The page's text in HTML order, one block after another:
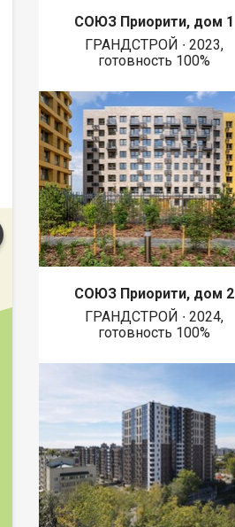
СОЮЗ Приорити, дом 1
ГРАНДСТРОЙ ∙ 2023,
готовность 100%
СОЮЗ Приорити, дом 2
ГРАНДСТРОЙ ∙ 2024,
готовность 100%